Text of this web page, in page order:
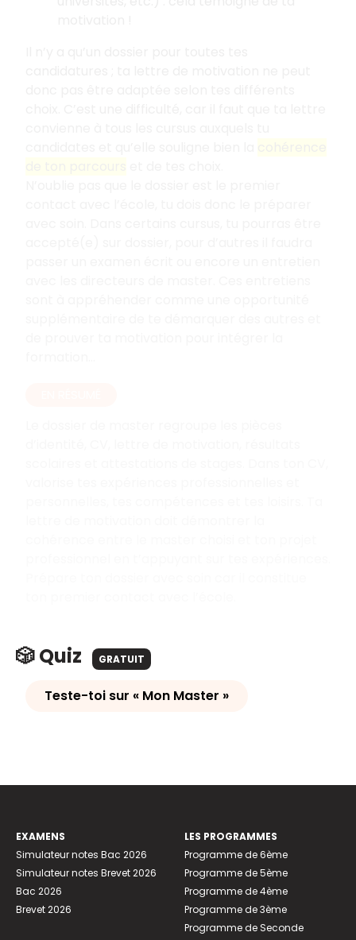
🎲 Quiz GRATUIT
Teste-toi sur « Mon Master »
EXAMENS
Simulateur notes Bac 2026
Simulateur notes Brevet 2026
Bac 2026
Brevet 2026
LES PROGRAMMES
Programme de 6ème
Programme de 5ème
Programme de 4ème
Programme de 3ème
Programme de Seconde